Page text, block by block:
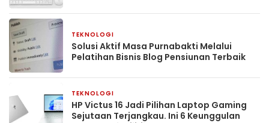
TEKNOLOGI
Solusi Aktif Masa Purnabakti Melalui
Pelatihan Bisnis Blog Pensiunan Terbaik
TEKNOLOGI
HP Victus 16 Jadi Pilihan Laptop Gaming
Sejutaan Terjangkau. Ini 6 Keunggulan